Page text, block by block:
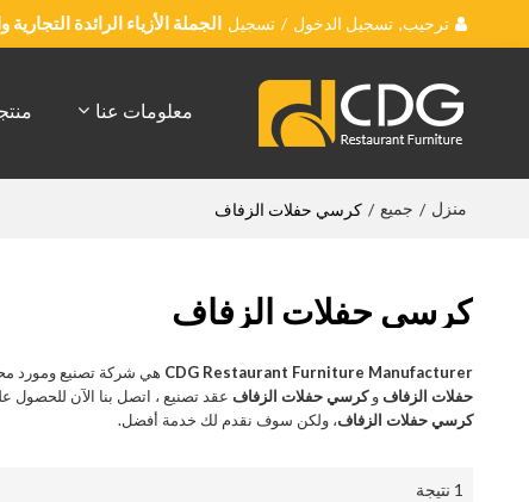
ترحيب, تسجيل الدخول / تسجيل الجملة الأزياء الرائدة
معلومات عنا
منزل / جميع / كرسي حفلات الزفاف
كرسي حفلات الزفاف
CDG Restaurant Furniture Manufacturer هي شركة تصنيع ومورد
حفلات الزفافوكرسي حفلات الزفافعقد تصنيع ، اتصل بنا الآن
كرسي حفلات الزفاف، ولكن سوف نقدم لك خدمة أفضل.
1 نتيجة